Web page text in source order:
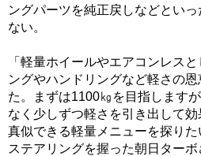
ングパーツを純正戻しなどとい
ない。
「軽量ホイールやエアコンレス
ングやハンドリングなど軽さの
た。まずは1100㎏を目指します
なく少しずつ軽さを引き出して
真似できる軽量メニューを探り
ステアリングを握った朝日ターボ